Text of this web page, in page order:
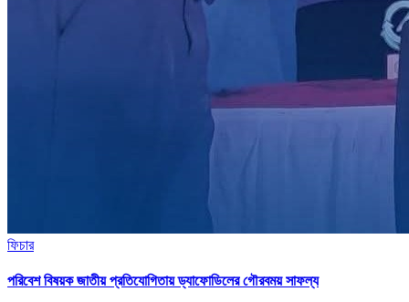
ফিচার
পরিবেশ বিষয়ক জাতীয় প্রতিযোগিতায় ড্যাফোডিলের গৌরবময় সাফল্য